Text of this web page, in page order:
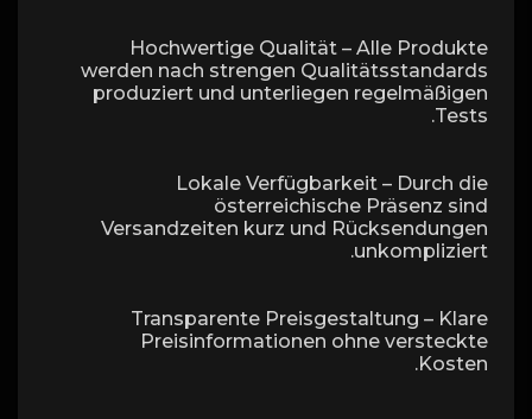
Hochwertige Qualität – Alle Produkte
werden nach strengen Qualitätsstandards
produziert und unterliegen regelmäßigen
Tests.
Lokale Verfügbarkeit – Durch die
österreichische Präsenz sind
Versandzeiten kurz und Rücksendungen
unkompliziert.
Transparente Preisgestaltung – Klare
Preisinformationen ohne versteckte
Kosten.